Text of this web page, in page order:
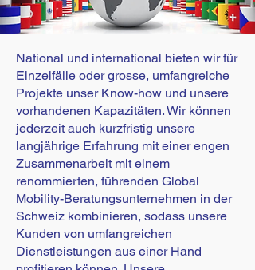
National und international bieten wir für
Einzelfälle oder grosse, umfangreiche
Projekte unser Know-how und unsere
vorhandenen Kapazitäten. Wir können
jederzeit auch kurzfristig unsere
langjährige Erfahrung mit einer engen
Zusammenarbeit mit einem
renommierten, führenden Global
Mobility-Beratungsunternehmen in der
Schweiz kombinieren, sodass unsere
Kunden von umfangreichen
Dienstleistungen aus einer Hand